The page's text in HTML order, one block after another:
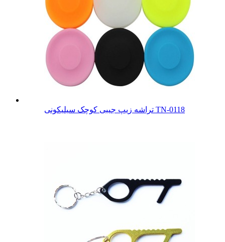
تراشه زیپ جیبی کوچک سیلیکونی TN-0118